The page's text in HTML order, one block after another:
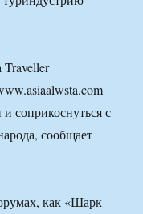
Traveller
соприкоснуться с
сообщает
как «Шарк